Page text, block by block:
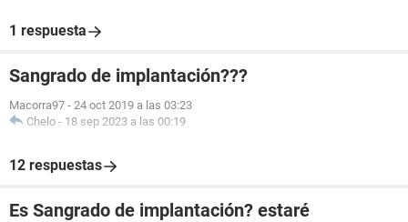
1 respuesta
Sangrado de implantación???
Macorra97 - 24 oct 2019 a las 03:23
Chelo - 18 sep 2023 a las 00:19
12 respuestas
Es Sangrado de implantación? estaré